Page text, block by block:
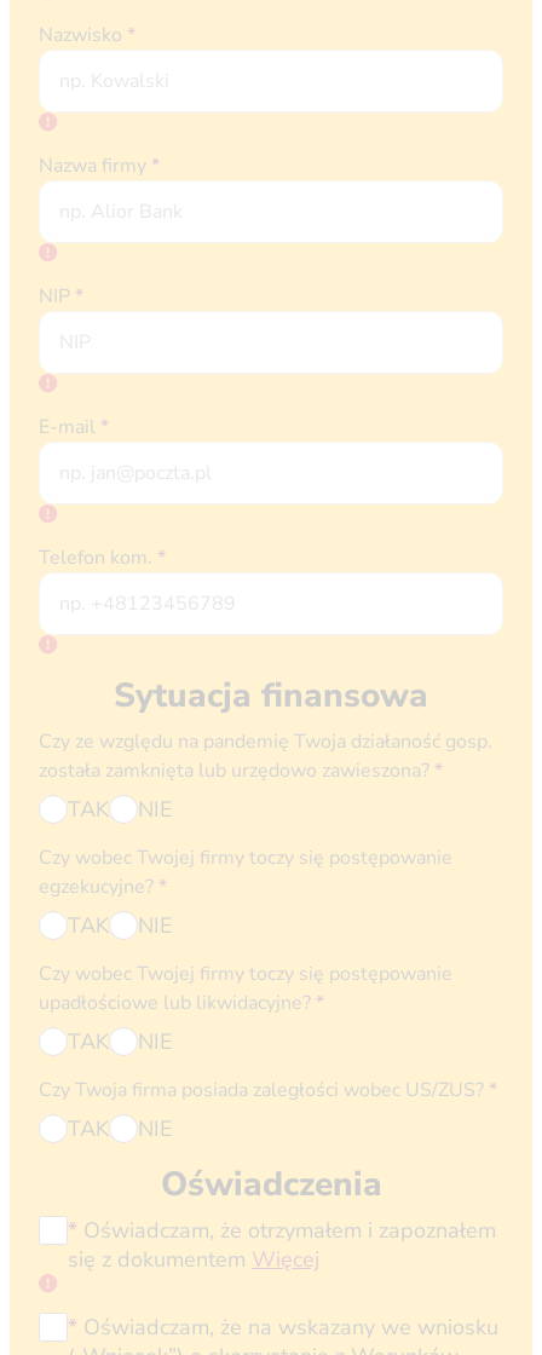
Nazwisko *
Nazwa firmy *
NIP *
E-mail *
Telefon kom. *
Sytuacja finansowa
Czy ze względu na pandemię Twoja działaność gosp.
została zamknięta lub urzędowo zawieszona? *
TAK NIE
Czy wobec Twojej firmy toczy się postępowanie
egzekucyjne? *
TAK NIE
Czy wobec Twojej firmy toczy się postępowanie
upadłościowe lub likwidacyjne? *
TAK NIE
Czy Twoja firma posiada zaległości wobec US/ZUS? *
TAK NIE
Oświadczenia
* Oświadczam, że otrzymałem i zapoznałem
się z dokumentem Więcej
* Oświadczam, że na wskazany we wniosku